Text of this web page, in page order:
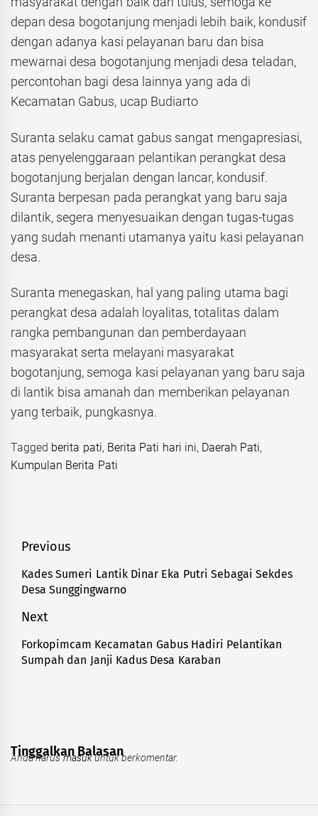
depan desa bogotanjung menjadi lebih baik, kondusif
dengan adanya kasi pelayanan baru dan bisa
mewarnai desa bogotanjung menjadi desa teladan,
percontohan bagi desa lainnya yang ada di
Kecamatan Gabus, ucap Budiarto
Suranta selaku camat gabus sangat mengapresiasi,
atas penyelenggaraan pelantikan perangkat desa
bogotanjung berjalan dengan lancar, kondusif.
Suranta berpesan pada perangkat yang baru saja
dilantik, segera menyesuaikan dengan tugas-tugas
yang sudah menanti utamanya yaitu kasi pelayanan
desa.
Suranta menegaskan, hal yang paling utama bagi
perangkat desa adalah loyalitas, totalitas dalam
rangka pembangunan dan pemberdayaan
masyarakat serta melayani masyarakat
bogotanjung, semoga kasi pelayanan yang baru saja
di lantik bisa amanah dan memberikan pelayanan
yang terbaik, pungkasnya.
Tagged berita pati, Berita Pati hari ini, Daerah Pati,
Kumpulan Berita Pati
Navigasi
pos
Previous
Previous
post:
Kades Sumeri Lantik Dinar Eka Putri Sebagai Sekdes
Desa Sunggingwarno
Next
Next
post:
Forkopimcam Kecamatan Gabus Hadiri Pelantikan
Sumpah dan Janji Kadus Desa Karaban
Tinggalkan Balasan
Anda harusmasukuntuk berkomentar.